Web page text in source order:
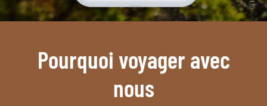
Pourquoi voyager avec
nous